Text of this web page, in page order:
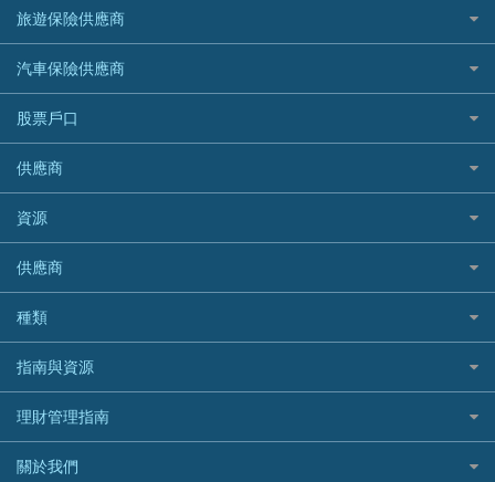
易批必批貸款
24小時貸款
最佳循環貸款
HSBC 滙豐銀行貸款
K Cash 貸款
Mox 銀行
National Resources 中潤物業按揭
OCBC 華僑銀行
PrimeCredit 安信信貸
Promise 邦民日本財務
Rabbit Credit月兔信貸
Standard Chartered 渣打銀行
UA 亞洲聯合財務
WeLab Bank
WeLend 貸款
機場貴賓室信用卡
銀聯信用卡
高獎賞信用卡推薦
酒店信用卡
大新銀行
恒生銀行
Standard Chartered渣打銀行
東亞銀行
SIM
Airwallex信用卡
交稅優惠
酒店優惠碼
機票優惠碼
家居保險
家傭保險
寵物保險
定期人壽保險
危疾保險
年金資訊
樓宇火險
日本旅遊保險及資訊
泰國旅遊保險及資訊
台灣旅遊保險及資訊
韓國旅遊保險及資訊
歐洲旅遊保險及資訊
越南旅遊保險及資訊
澳洲旅遊保險及資訊
長者嘆世界
家庭親子遊
自駕遊比較
相機有得保
專為孕婦設計的最佳旅遊保險
最佳滑雪旅遊保險
旅遊保險供應商
AXA 安盛
AIG 美亞
Allianz 安聯
Allied World 世聯
Avo
中國銀行
Bolttech 保特
Blue Cross 藍十字
中國平安
HSBC滙豐銀行
MSIG 三井住友
汽車保險供應商
大新汽車保險
中銀汽車保險
Allianz安聯汽車保險
bolttech保障汽車保險
Zurich蘇黎世汽車保險
QBE昆士蘭汽車保險
平安汽車保險
股票戶口
富途證券
IB盈透證券
老虎證券
uSMART 盈立證券
華盛証券
長橋證券
WeBull微牛證券
漲樂全球通｜華泰國際
OSL
供應商
富途牛牛好唔好？
Webull微牛證券好唔好？
Longbridge長橋證券好唔好？
老虎證券好唔好？
華盛証券好唔好？
漲樂全球通好唔好？
IB盈透證券好唔好？
盈立證券 uSMART 好唔好？
Stashaway好唔好？
資源
股票戶口開戶
證券行邊間好？
港股5隻高息ETF精選
什麼是ETF？
香港30大高息股排行
黃金ETF懶人包
最值得注意的比特幣ETF
供應商
銀行戶口比較
尊尚銀行戶口
Citi Plus
中信銀行inMotion
Airwallex銀行
種類
定期存款
港元定存
人民幣定存
美元定存
指南與資源
理財資訊
識慳識賺
債務管理
理財管理指南
常用相關詞彙
關於我們